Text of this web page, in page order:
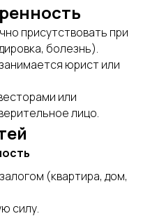
присутствовать при
болезнь).
юрист или
или
лицо.
(квартира, дом,
силу.